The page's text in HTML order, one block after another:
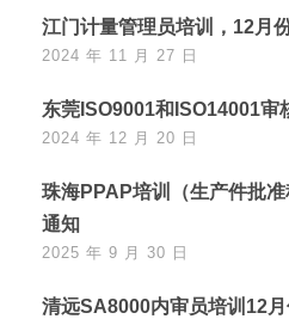
江门计量管理员培训，12月
2024 年 11 月 27 日
东莞ISO9001和ISO14001审
2024 年 12 月 20 日
珠海PPAP培训（生产件批
通知
2025 年 9 月 30 日
清远SA8000内审员培训12